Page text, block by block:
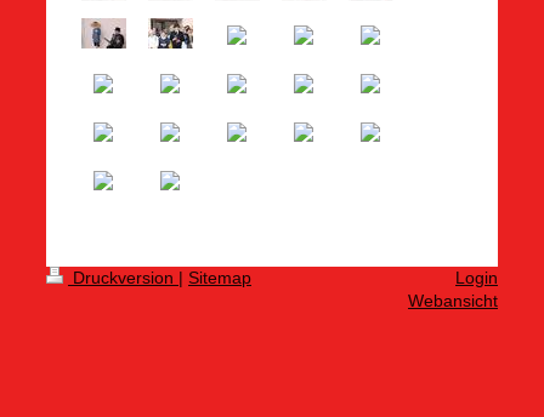
Druckversion | Sitemap
Login
Webansicht